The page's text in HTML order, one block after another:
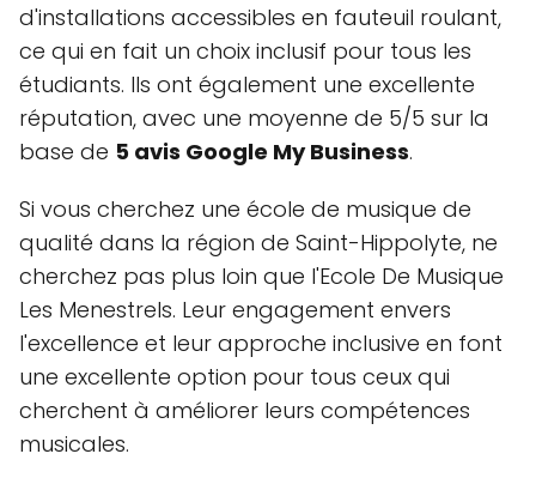
d'installations accessibles en fauteuil roulant,
ce qui en fait un choix inclusif pour tous les
étudiants. Ils ont également une excellente
réputation, avec une moyenne de 5/5 sur la
base de 5 avis Google My Business.
Si vous cherchez une école de musique de
qualité dans la région de Saint-Hippolyte, ne
cherchez pas plus loin que l'Ecole De Musique
Les Menestrels. Leur engagement envers
l'excellence et leur approche inclusive en font
une excellente option pour tous ceux qui
cherchent à améliorer leurs compétences
musicales.